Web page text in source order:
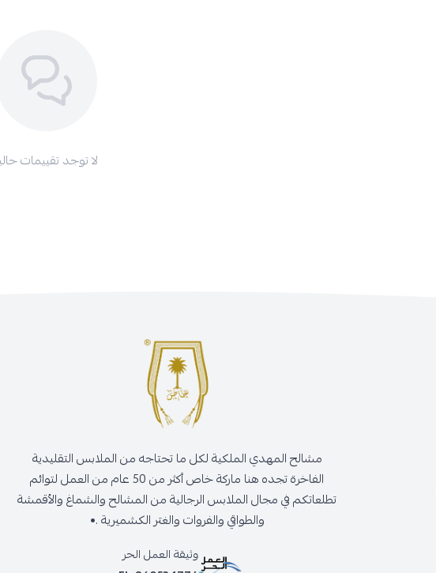
لا توجد تقييمات
مشالح المهدي الملكية لكل ما تحتاجه من الملابس التقليدية
الفاخرة تجده هنا ماركة خاص أكثر من 50 عام من العمل لتوائم
تطلعاتكم في مجال الملابس الرجالية من المشالح والشماغ والأقمشة
والطواقي والفروات والغتر الكشميرية .•
وثيقة العمل الحر